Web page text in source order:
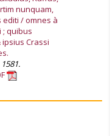
nunquam,
/ omnes à
; quibus
Crassi